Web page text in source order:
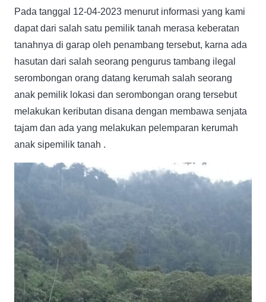
Pada tanggal 12-04-2023 menurut informasi yang kami
dapat dari salah satu pemilik tanah merasa keberatan
tanahnya di garap oleh penambang tersebut, karna ada
hasutan dari salah seorang pengurus tambang ilegal
serombongan orang datang kerumah salah seorang
anak pemilik lokasi dan serombongan orang tersebut
melakukan keributan disana dengan membawa senjata
tajam dan ada yang melakukan pelemparan kerumah
anak sipemilik tanah .